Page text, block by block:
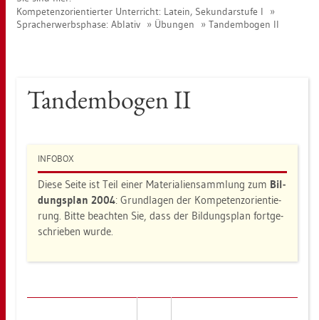
Kom­pe­tenz­ori­en­tier­ter Un­ter­richt: La­tein, Se­kun­dar­stu­fe I
Sprach­er­werbs­pha­se: Ab­la­tiv
Übun­gen Tan­dem­bo­gen II
Tan­dem­bo­gen II
IN­FO­BOX
Diese Seite ist Teil einer Ma­te­ria­li­en­samm­lung zum Bil­
dungs­plan 2004: Grund­la­gen der Kom­pe­tenz­ori­en­tie­
rung. Bitte be­ach­ten Sie, dass der Bil­dungs­plan fort­ge­
schrie­ben wurde.